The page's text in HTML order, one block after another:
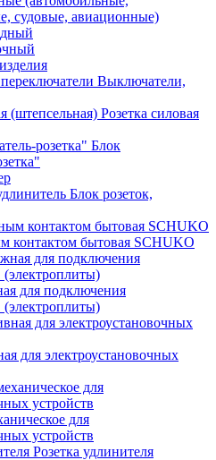
судовые, авиационные)
Выключатели,
Розетка силовая
Блок
Блок розеток,
контактом бытовая SCHUKO
для подключения
(электроплиты)
для электроустановочных
для
устройств
Розетка удлинителя